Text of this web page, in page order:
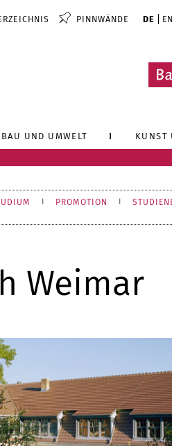
PINNWÄNDE DE EN
BAU UND UMWELT KUNST
PROMOTION
Weimar